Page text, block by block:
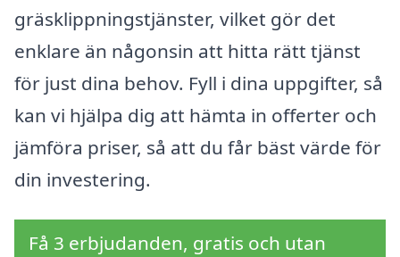
gräsklippningstjänster, vilket gör det
enklare än någonsin att hitta rätt tjänst
för just dina behov. Fyll i dina uppgifter, så
kan vi hjälpa dig att hämta in offerter och
jämföra priser, så att du får bäst värde för
din investering.
Få 3 erbjudanden, gratis och utan